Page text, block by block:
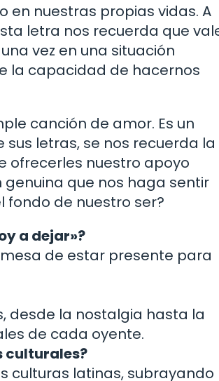
en nuestras propias vidas. A
letra nos recuerda que
vez en una situación
la capacidad de hacernos
canción de amor. Es un
letras, se nos recuerda la
ofrecerles nuestro apoyo
que nos haga sentir
fondo de nuestro ser?
a dejar»?
de estar presente para
desde la nostalgia hasta la
de cada oyente.
culturales?
culturas latinas, subrayando